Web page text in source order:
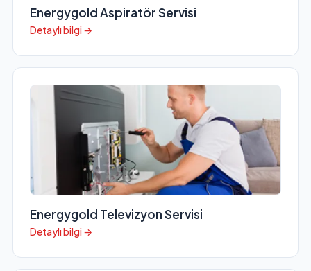
Energygold Aspiratör Servisi
Detaylı bilgi →
Energygold Televizyon Servisi
Detaylı bilgi →